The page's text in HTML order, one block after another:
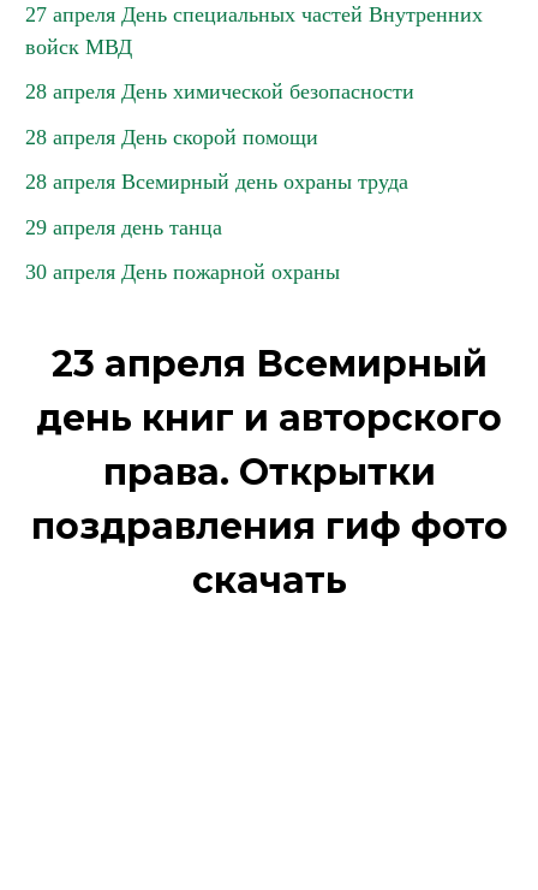
27 апреля День специальных частей Внутренних
войск МВД
28 апреля День химической безопасности
28 апреля День скорой помощи
28 апреля Всемирный день охраны труда
29 апреля день танца
30 апреля День пожарной охраны
23 апреля Всемирный
день книг и авторского
права. Открытки
поздравления гиф фото
скачать